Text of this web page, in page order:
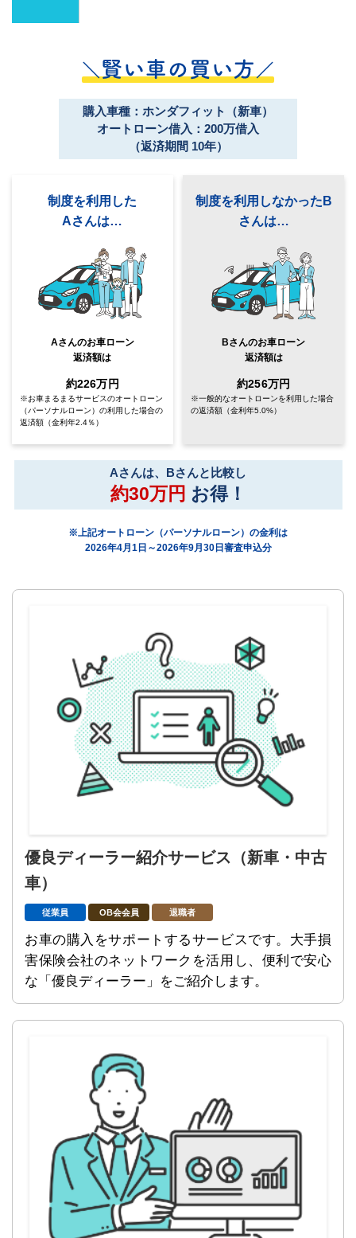
購入車種：ホンダフィット（新車）
オートローン借入：200万借入
（返済期間 10年）
制度を利用した
Aさんは…
Aさんのお車ローン
返済額は
約226万円
※お車まるまるサービスのオートローン
（パーソナルローン） の利用した場合の
返済額（金利年2.4％）
制度を利用しなかったB
さんは…
Bさんのお車ローン
返済額は
約256万円
※一般的なオートローンを利用した場合
の返済額 （金利年5.0%）
Aさんは、Bさんと比較し
約30万円 お得！
※上記オートローン（パーソナルローン）の金利は
2026年4月1日～2026年9月30日審査申込分
優良ディーラー紹介サービス （新車・中古
車）
従業員 OB会会員 退職者
お車の購入をサポートするサービスです。大手損
害保険会社のネットワークを活用し、便利で安心
な「優良ディーラー」をご紹介します。